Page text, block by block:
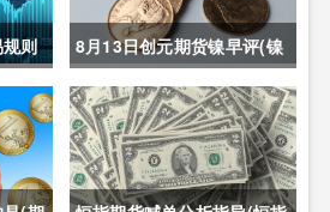
则
规则
8月13日创元期货镍早评(镍
期货长期趋势)